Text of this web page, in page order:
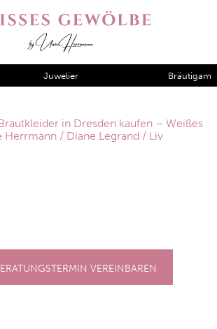
Juwelier Bräutigam
in Dresden kaufen – Weißes
Herrmann / Diane Legrand / Liv
VEREINBAREN